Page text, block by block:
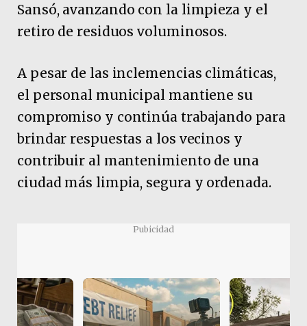
Sansó, avanzando con la limpieza y el
retiro de residuos voluminosos.
A pesar de las inclemencias climáticas,
el personal municipal mantiene su
compromiso y continúa trabajando para
brindar respuestas a los vecinos y
contribuir al mantenimiento de una
ciudad más limpia, segura y ordenada.
Pubicidad